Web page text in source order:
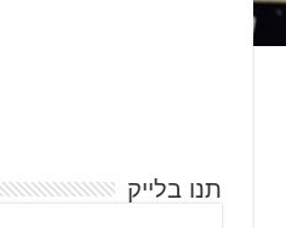
תנו בלייק